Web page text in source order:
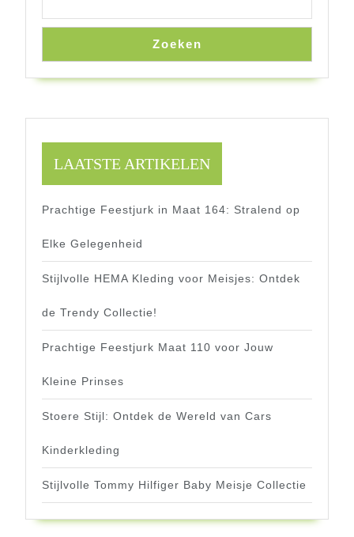
Zoeken
LAATSTE ARTIKELEN
Prachtige Feestjurk in Maat 164: Stralend op
Elke Gelegenheid
Stijlvolle HEMA Kleding voor Meisjes: Ontdek
de Trendy Collectie!
Prachtige Feestjurk Maat 110 voor Jouw
Kleine Prinses
Stoere Stijl: Ontdek de Wereld van Cars
Kinderkleding
Stijlvolle Tommy Hilfiger Baby Meisje Collectie